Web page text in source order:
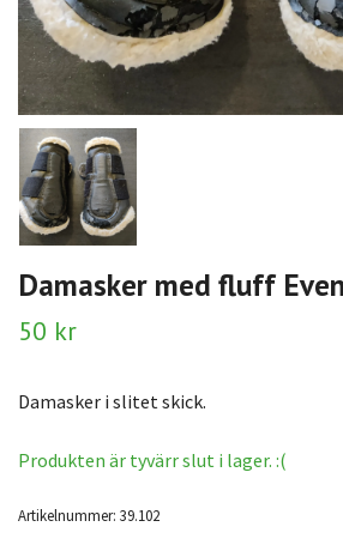
Damasker med fluff
50 kr
Damasker i slitet skick.
Produkten är tyvärr slut i lager. :(
Artikelnummer: 39.102